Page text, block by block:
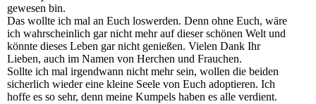
gewesen bin.
Das wollte ich mal an Euch loswerden. Denn ohne Euch, wäre
ich wahrscheinlich gar nicht mehr auf dieser schönen Welt und
könnte dieses Leben gar nicht genießen. Vielen Dank Ihr
Lieben, auch im Namen von Herchen und Frauchen.
Sollte ich mal irgendwann nicht mehr sein, wollen die beiden
sicherlich wieder eine kleine Seele von Euch adoptieren. Ich
hoffe es so sehr, denn meine Kumpels haben es alle verdient.